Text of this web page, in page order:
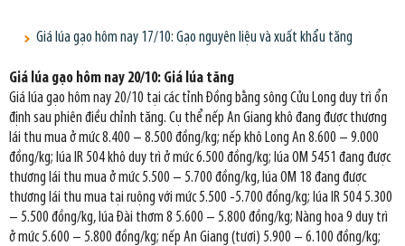
Giá lúa gạo hôm nay 17/10: Gạo nguyên liệu và xuất khẩu tăng
Giá lúa gạo hôm nay 20/10: Giá lúa tăng
Giá lúa gạo hôm nay 20/10 tại các tỉnh Đồng bằng sông Cửu Long duy trì ổn
định sau phiên điều chỉnh tăng. Cụ thể nếp An Giang khô đang được thương
lái thu mua ở mức 8.400 – 8.500 đồng/kg; nếp khô Long An 8.600 – 9.000
đồng/kg; lúa IR 504 khô duy trì ở mức 6.500 đồng/kg; lúa OM 5451 đang được
thương lái thu mua ở mức 5.500 – 5.700 đồng/kg, lúa OM 18 đang được
thương lái thu mua tại ruộng với mức 5.500 -5.700 đồng/kg; lúa IR 504 5.300
– 5.500 đồng/kg, lúa Đài thơm 8 5.600 – 5.800 đồng/kg; Nàng hoa 9 duy trì
ở mức 5.600 – 5.800 đồng/kg; nếp An Giang (tươi) 5.900 – 6.100 đồng/kg;